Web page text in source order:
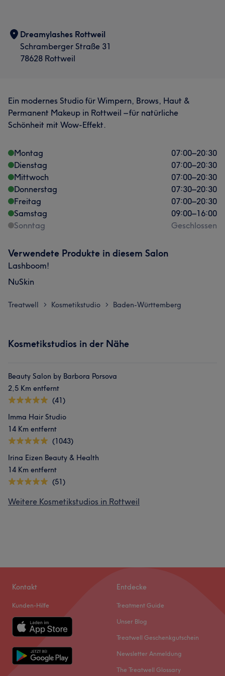
Nägel Gesicht
Dreamylashes Rottweil
Schramberger Straße 31
78628 Rottweil
Ein modernes Studio für Wimpern, Brows, Haut &
Permanent Makeup in Rottweil – für natürliche
Schönheit mit Wow-Effekt.
Montag 07:00–20:30
Dienstag
07:00–20:30
Mittwoch
07:00–20:30
Donnerstag
07:30–20:30
Freitag
07:00–20:30
Samstag
09:00–16:00
Sonntag
Geschlossen
Verwendete Produkte in diesem Salon
Lashboom!
NuSkin
Treatwell > Kosmetikstudio > Baden-Württemberg
Kosmetikstudios in der Nähe
Beauty Salon by Barbora Porsova
2,5 Km entfernt
(41)
Imma Hair Studio
14 Km entfernt
(1043)
Irina Eizen Beauty & Health
14 Km entfernt
(51)
Weitere Kosmetikstudios in Rottweil
Kontakt
Kunden-Hilfe
Entdecke
Treatment Guide
Unser Blog
Treatwell Geschenkgutschein
Newsletter Anmeldung
The Treatwell Glossary